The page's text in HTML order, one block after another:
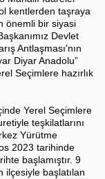
kentlerden taşraya
önemli bir siyasi
Devlet
Antlaşması'nın
Diyar Anadolu”
Seçimlere hazırlık
Yerel Seçimlere
teşkilatlarını
Yürütme
2023 tarihinde
başlamıştır. 9
başlatılan